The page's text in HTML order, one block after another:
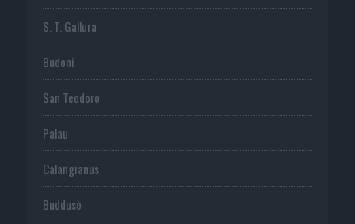
S. T. Gallura
Budoni
San Teodoro
Palau
Calangianus
Buddusò